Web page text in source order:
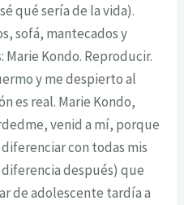
qué sería de la vida).
sofá, mantecados y
Kondo. Reproducir.
y me despierto al
es real. Marie Kondo,
venid a mí, porque
con todas mis
después) que
de adolescente tardía a